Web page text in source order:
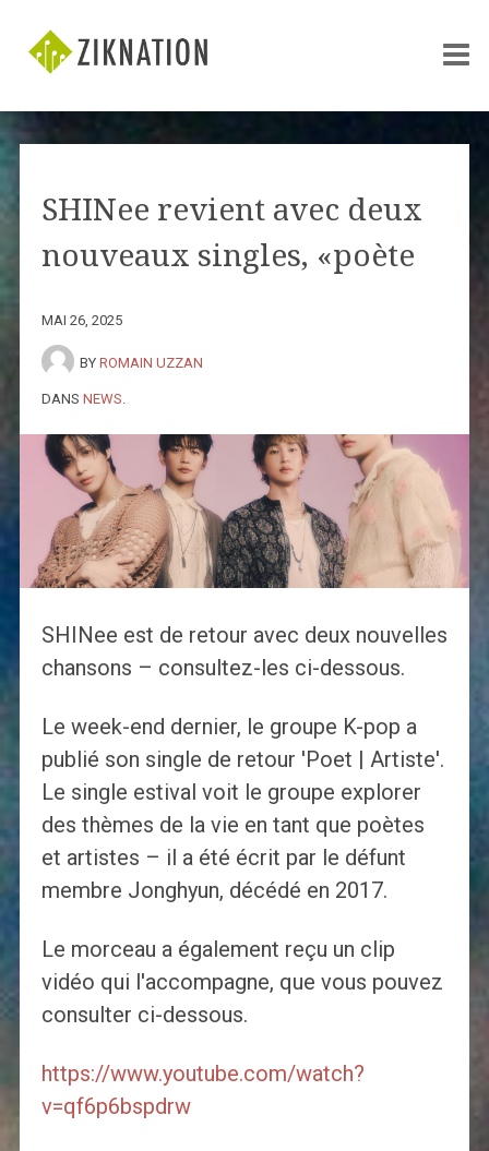
SHINee revient avec deux
nouveaux singles, «poète
MAI 26, 2025
BY ROMAIN UZZAN
DANS NEWS
SHINee est de retour avec deux nouvelles
chansons – consultez-les ci-dessous.
Le week-end dernier, le groupe K-pop a
publié son single de retour 'Poet | Artiste'.
Le single estival voit le groupe explorer
des thèmes de la vie en tant que poètes
et artistes – il a été écrit par le défunt
membre Jonghyun, décédé en 2017.
Le morceau a également reçu un clip
vidéo qui l'accompagne, que vous pouvez
consulter ci-dessous.
https://www.youtube.com/watch?
v=qf6p6bspdrw